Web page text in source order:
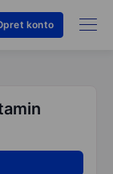
konto